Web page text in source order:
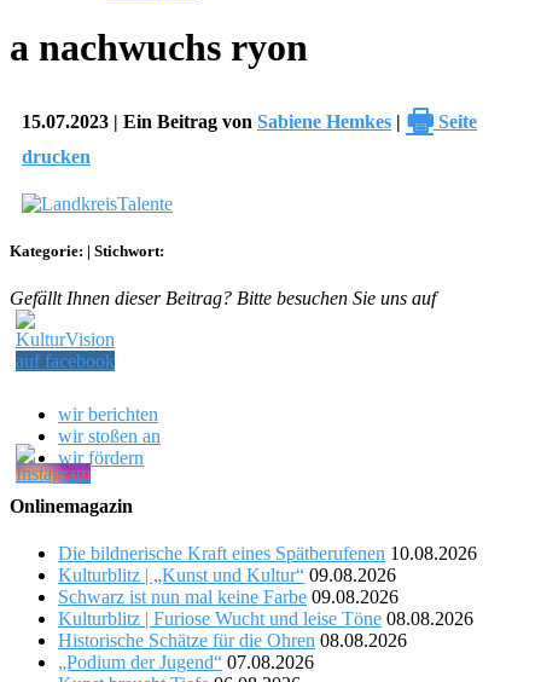
a nachwuchs ryon
15.07.2023 | Ein Beitrag von Sabiene Hemkes | 🖶 Seite
drucken
Kategorie: | Stichwort:
Gefällt Ihnen dieser Beitrag? Bitte besuchen Sie uns auf
wir berichten
wir stoßen an
wir fördern
Onlinemagazin
Die bildnerische Kraft eines Spätberufenen 10.08.2026
Kulturblitz | „Kunst und Kultur“ 09.08.2026
Schwarz ist nun mal keine Farbe 09.08.2026
Kulturblitz | Furiose Wucht und leise Töne 08.08.2026
Historische Schätze für die Ohren 08.08.2026
„Podium der Jugend“ 07.08.2026